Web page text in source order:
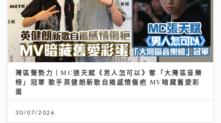
灣區聲勢力｜MC張天賦《男人怎可以》奪「大灣區音樂
榜」冠軍 歌手英健朗新歌自揭感情傷疤 MV暗藏舊愛彩
蛋
30/07/2026